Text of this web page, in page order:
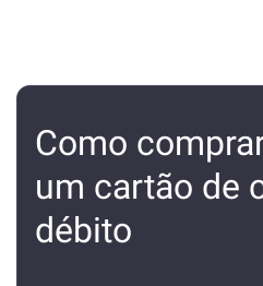
Como
um cartão de
débito